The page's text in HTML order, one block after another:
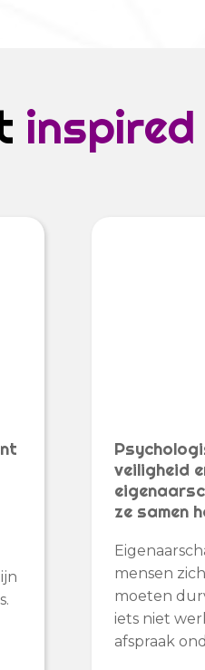
inspired
veiligheid
ze samen
mensen
moeten
iets niet
afspraak